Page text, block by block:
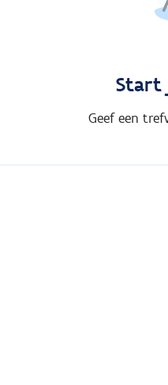
Start
Geef een